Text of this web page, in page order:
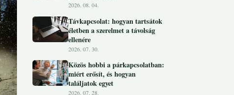
2026. 08. 04.
Távkapcsolat: hogyan tartsátok
életben a szerelmet a távolság
ellenére
2026. 07. 30.
Közös hobbi a párkapcsolatban:
miért erősít, és hogyan
találjatok egyet
2026. 07. 28.